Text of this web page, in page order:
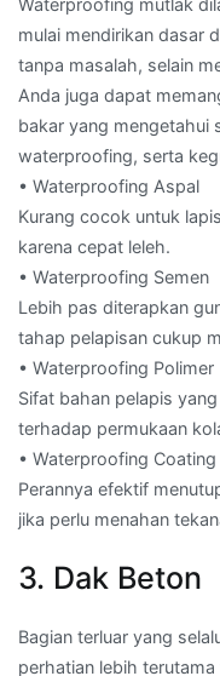
Waterproofing mutlak
mulai mendirikan dasar
tanpa masalah, selain
Anda juga dapat
bakar yang mengetahui
waterproofing, serta
• Waterproofing Aspal
Kurang cocok untuk
karena cepat leleh.
• Waterproofing Semen
Lebih pas diterapkan
tahap pelapisan cukup
• Waterproofing Polimer
Sifat bahan pelapis
terhadap permukaan
• Waterproofing Coating
Perannya efektif
jika perlu menahan
3. Dak Beton
Bagian terluar yang
perhatian lebih